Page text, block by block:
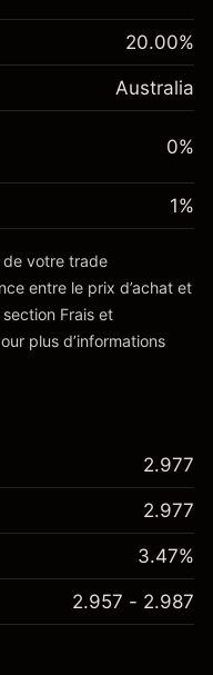
(-A$1.14)
de levier
levier
0.000884
%
de levier
levier
20.00%
Australia
0%
Frais
1%
de votre trade
entre le prix d’achat et
Frais et
plus d’informations
2.977
2.977
3.47%
2.957 - 2.987